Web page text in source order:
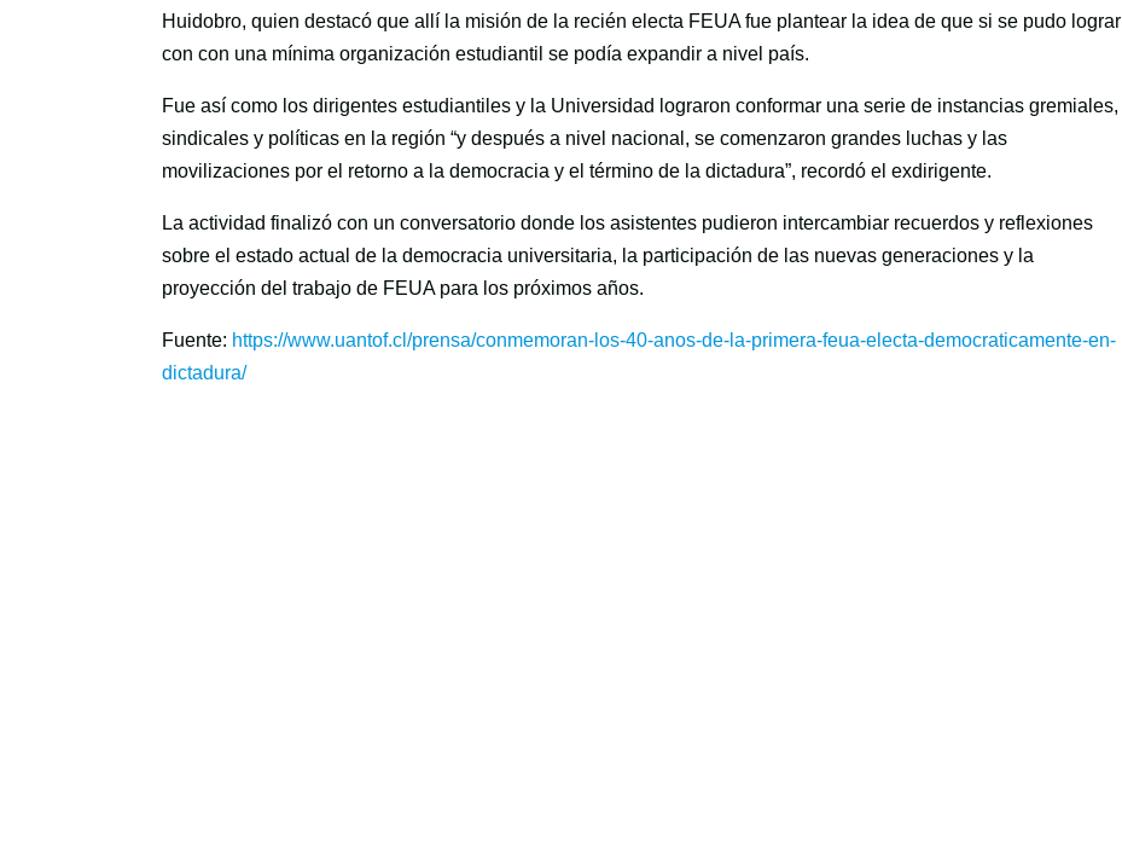
Huidobro, quien destacó que allí la misión de la recién electa FEUA fue plantear la idea de que si se pudo lograr
con con una mínima organización estudiantil se podía expandir a nivel país.
Fue así como los dirigentes estudiantiles y la Universidad lograron conformar una serie de instancias gremiales,
sindicales y políticas en la región “y después a nivel nacional, se comenzaron grandes luchas y las
movilizaciones por el retorno a la democracia y el término de la dictadura”, recordó el exdirigente.
La actividad finalizó con un conversatorio donde los asistentes pudieron intercambiar recuerdos y reflexiones
sobre el estado actual de la democracia universitaria, la participación de las nuevas generaciones y la
proyección del trabajo de FEUA para los próximos años.
Fuente: https://www.uantof.cl/prensa/conmemoran-los-40-anos-de-la-primera-feua-electa-democraticamente-en-
dictadura/